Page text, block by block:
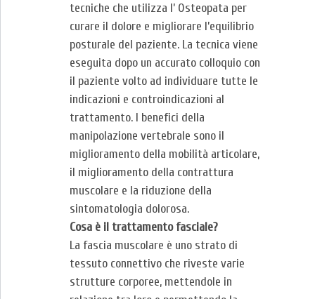
tecniche che utilizza l’ Osteopata per
curare il dolore e migliorare l’equilibrio
posturale del paziente. La tecnica viene
eseguita dopo un accurato colloquio con
il paziente volto ad individuare tutte le
indicazioni e controindicazioni al
trattamento. I benefici della
manipolazione vertebrale sono il
miglioramento della mobilità articolare,
il miglioramento della contrattura
muscolare e la riduzione della
sintomatologia dolorosa.
Cosa è il trattamento fasciale?
La fascia muscolare è uno strato di
tessuto connettivo che riveste varie
strutture corporee, mettendole in